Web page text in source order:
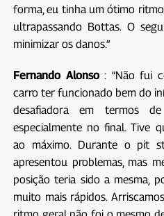
forma, eu tinha um ótimo
ultrapassando Bottas. O
minimizar os danos.”
Fernando Alonso: “Não fui
carro ter funcionado bem do
desafiadora em termos
especialmente no final. Tive
ao máximo. Durante o pit
apresentou problemas, mas
posição teria sido a mesma,
muito mais rápidos.